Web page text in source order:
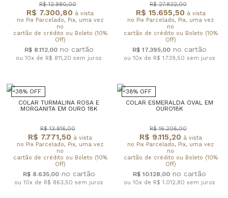
R$ 7.300,80 à vista
no Pix Parcelado, Pix, uma vez
no
cartão de crédito ou Boleto (10%
Off)
R$ 12.980,00
R$ 8.112,00
ou 10x de R$ 811,20 sem juros
R$ 15.655,50 à vista
no Pix Parcelado, Pix, uma vez
no
cartão de crédito ou Boleto (10%
Off)
R$ 27.832,00
R$ 17.395,00
ou 10x de R$ 1.739,50 sem juros
38% OFF
COLAR TURMALINA ROSA E
MORGANITA EM OURO 18K
R$ 7.771,50 à vista
no Pix Parcelado, Pix, uma vez
no
cartão de crédito ou Boleto (10%
Off)
R$ 13.816,00
R$ 8.635,00
ou 10x de R$ 863,50 sem juros
38% OFF
COLAR ESMERALDA OVAL EM
OURO18K
R$ 9.115,20 à vista
no Pix Parcelado, Pix, uma vez
no
cartão de crédito ou Boleto (10%
Off)
R$ 16.206,00
R$ 10.128,00
ou 10x de R$ 1.012,80 sem juros